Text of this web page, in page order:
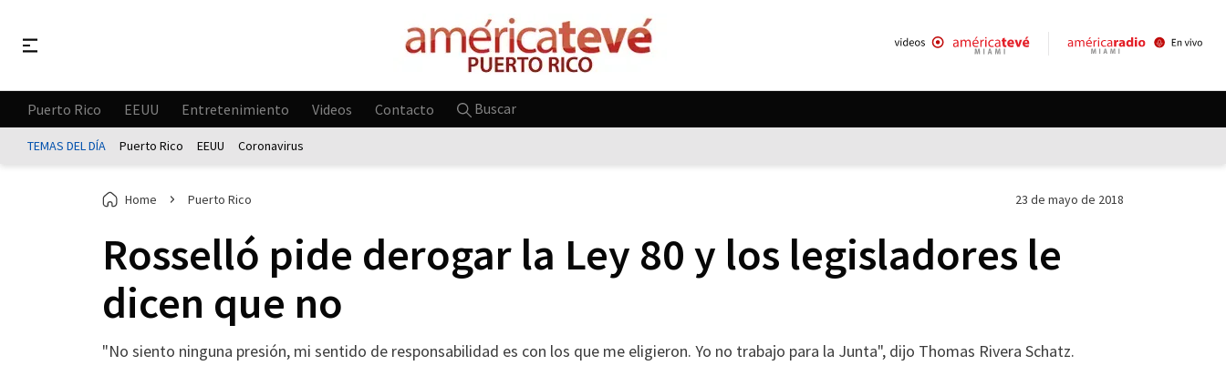
Puerto Rico EEUU Entretenimiento Videos Contacto Buscar
TEMAS DEL DÍA Puerto Rico EEUU Coronavirus
Home Puerto Rico 23 de mayo de 2018
Rosselló pide derogar la Ley 80 y los legisladores le
dicen que no
"No siento ninguna presión, mi sentido de responsabilidad es con los que me eligieron. Yo no trabajo para la Junta", dijo Thomas Rivera Schatz.